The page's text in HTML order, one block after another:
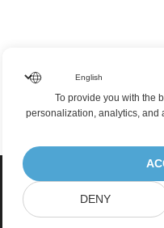
To provide you with
personalization, analytics,
DENY